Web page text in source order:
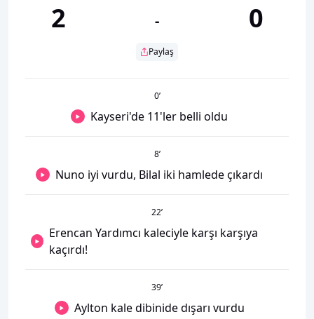
2 -
Paylaş
0
0’
Kayseri'de 11'ler belli oldu
8’
Nuno iyi vurdu, Bilal iki hamlede çıkardı
22’
Erencan Yardımcı kaleciyle karşı karşıya
kaçırdı!
39’
Aylton kale dibinide dışarı vurdu